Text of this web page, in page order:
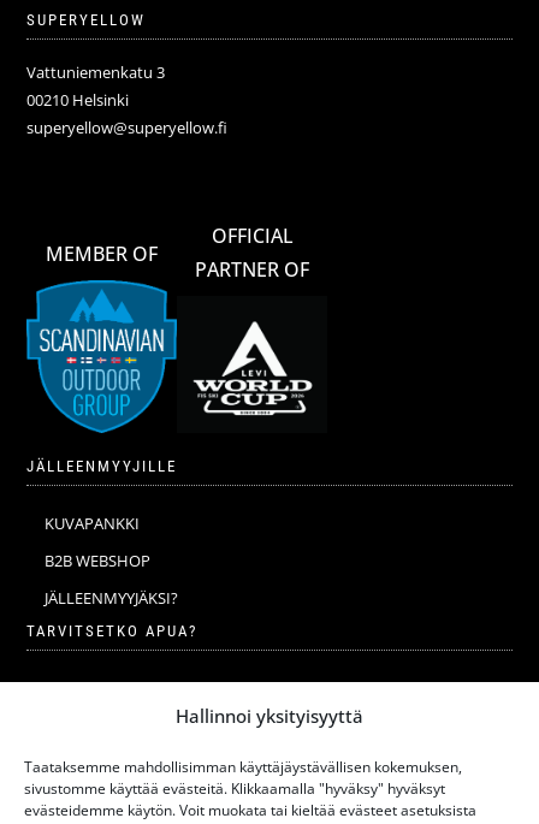
Hallinnoi yksityisyyttä
Taataksemme mahdollisimman käyttäjäystävällisen kokemuksen,
sivustomme käyttää evästeitä. Klikkaamalla "hyväksy" hyväksyt
evästeidemme käytön. Voit muokata tai kieltää evästeet asetuksista
SUPERYELLOW
Vattuniemenkatu 3
00210 Helsinki
superyellow@superyellow.fi
MEMBER OF
OFFICIAL
PARTNER OF
JÄLLEENMYYJILLE
KUVAPANKKI
B2B WEBSHOP
JÄLLEENMYYJÄKSI?
TARVITSETKO APUA?
VERKKOKAUPAN YLEISET EHDOT
MERINOVILLAN PESU JA HOITO-OHJEET
KOKOTAULUKKO